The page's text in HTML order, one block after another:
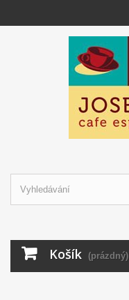
Košík (prázdný)